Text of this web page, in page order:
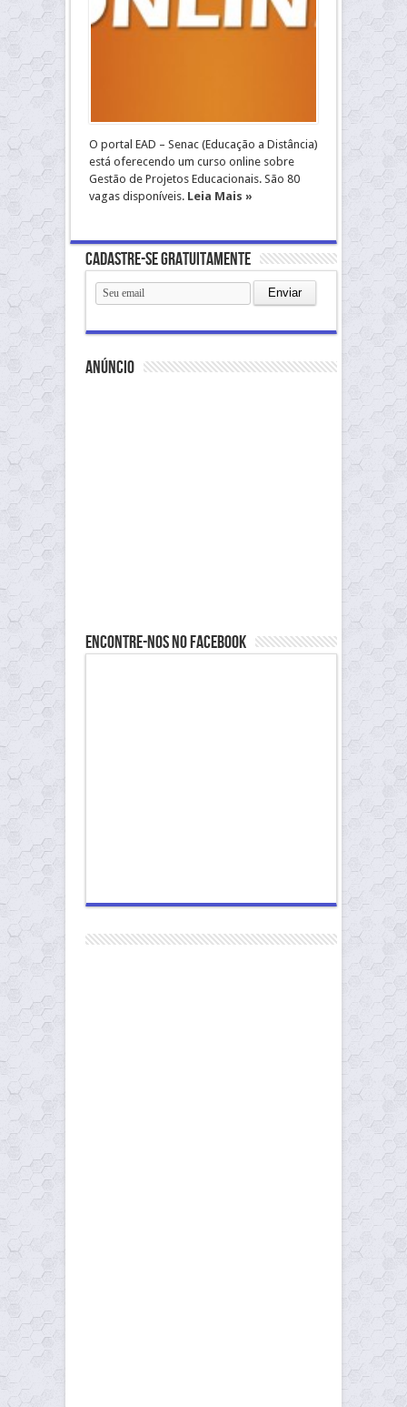
O portal EAD – Senac (Educação a Distância)
está oferecendo um curso online sobre
Gestão de Projetos Educacionais. São 80
vagas disponíveis. Leia Mais »
Cadastre-se gratuitamente
anúncio
Encontre-nos no Facebook